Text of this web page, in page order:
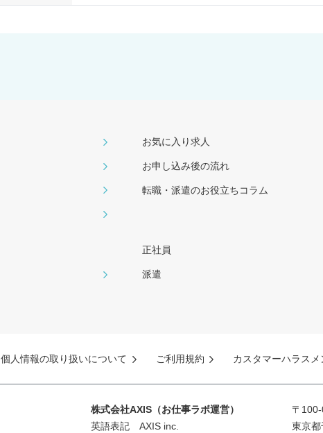
お気に入り求人
お申し込み後の流れ
転職・派遣のお役⽴ちコラム
正社員
派遣
個人情報の取り扱いについて ご利用規約 カスタマーハラス
株式会社AXIS（お仕事ラボ運営）
英語表記 AXIS inc.
〒
東京